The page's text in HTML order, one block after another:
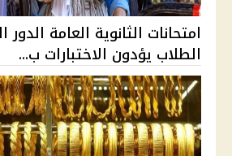
الطلاب يؤدون الاختبارات ب...